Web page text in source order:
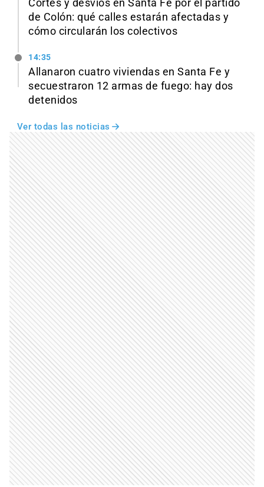
Cortes y desvíos en Santa Fe por el partido
de Colón: qué calles estarán afectadas y
cómo circularán los colectivos
14:35
Allanaron cuatro viviendas en Santa Fe y
secuestraron 12 armas de fuego: hay dos
detenidos
Ver todas las noticias